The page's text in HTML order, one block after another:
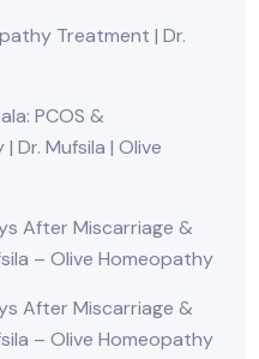
Treatment | Dr.
PCOS &
Dr. Mufsila | Olive
After Miscarriage &
– Olive Homeopathy
After Miscarriage &
– Olive Homeopathy